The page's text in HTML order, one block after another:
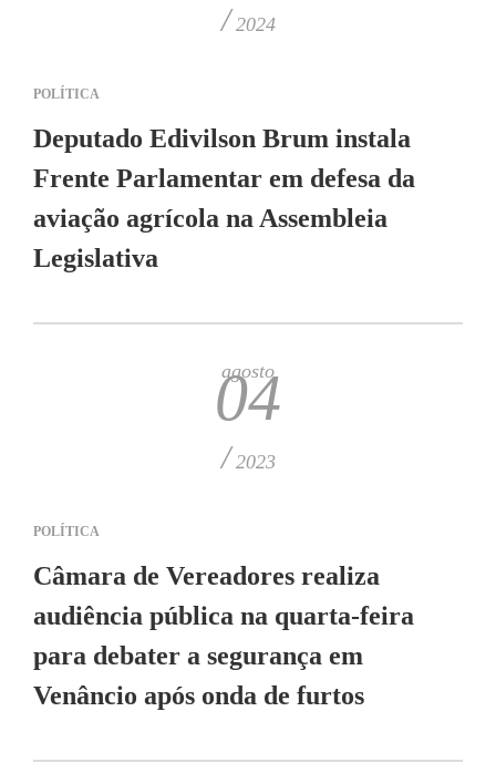
/ 2024
POLÍTICA
Deputado Edivilson Brum instala
Frente Parlamentar em defesa da
aviação agrícola na Assembleia
Legislativa
agosto
04
/ 2023
POLÍTICA
Câmara de Vereadores realiza
audiência pública na quarta-feira
para debater a segurança em
Venâncio após onda de furtos